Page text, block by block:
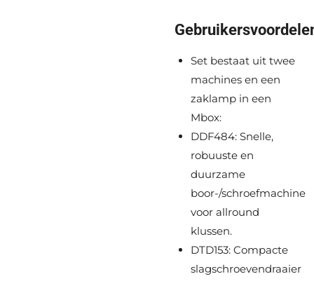
Set bestaat uit twee
machines en een
zaklamp in een
Mbox:
DDF484: Snelle,
robuuste en
duurzame
boor-/schroefmachine
voor allround
klussen.
DTD153: Compacte
slagschroevendraaier